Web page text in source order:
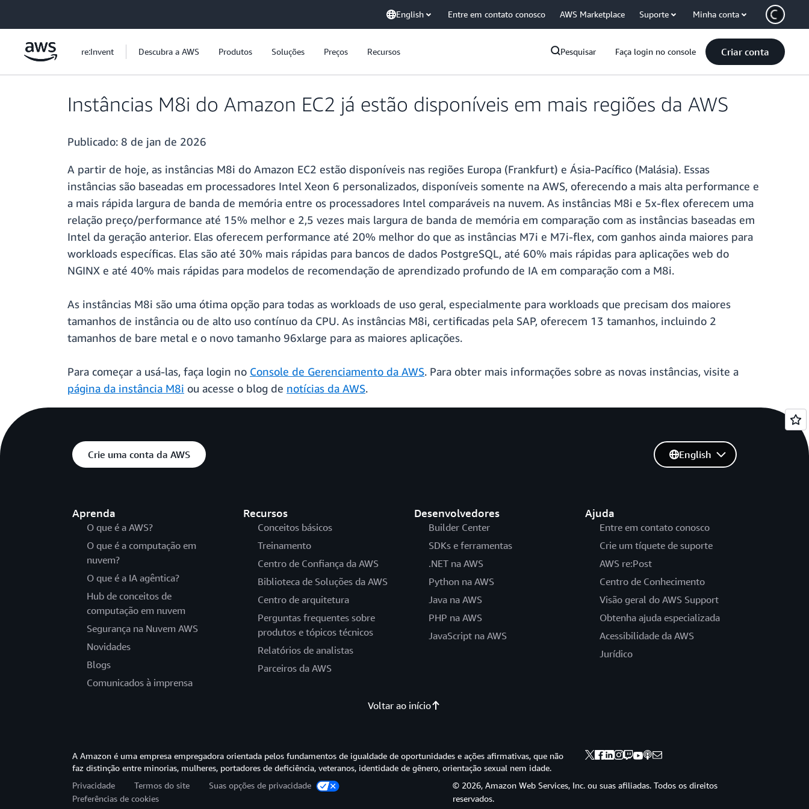
English Entre em contato conosco AWS Marketplace Suporte Minha conta
re:Invent Descubra a AWS Produtos Soluções Preços Recursos Pesquisar Faça login no console Criar conta
Instâncias M8i do Amazon EC2 já estão disponíveis em mais regiões da AWS
Publicado: 8 de jan de 2026
A partir de hoje, as instâncias M8i do Amazon EC2 estão disponíveis nas regiões Europa (Frankfurt) e Ásia-Pacífico (Malásia). Essas
instâncias são baseadas em processadores Intel Xeon 6 personalizados, disponíveis somente na AWS, oferecendo a mais alta performance e
a mais rápida largura de banda de memória entre os processadores Intel comparáveis na nuvem. As instâncias M8i e 5x-flex oferecem uma
relação preço/performance até 15% melhor e 2,5 vezes mais largura de banda de memória em comparação com as instâncias baseadas em
Intel da geração anterior. Elas oferecem performance até 20% melhor do que as instâncias M7i e M7i-flex, com ganhos ainda maiores para
workloads específicas. Elas são até 30% mais rápidas para bancos de dados PostgreSQL, até 60% mais rápidas para aplicações web do
NGINX e até 40% mais rápidas para modelos de recomendação de aprendizado profundo de IA em comparação com a M8i.
As instâncias M8i são uma ótima opção para todas as workloads de uso geral, especialmente para workloads que precisam dos maiores
tamanhos de instância ou de alto uso contínuo da CPU. As instâncias M8i, certificadas pela SAP, oferecem 13 tamanhos, incluindo 2
tamanhos de bare metal e o novo tamanho 96xlarge para as maiores aplicações.
Para começar a usá-las, faça login no Console de Gerenciamento da AWS. Para obter mais informações sobre as novas instâncias, visite a
página da instância M8i ou acesse o blog de notícias da AWS.
Crie uma conta da AWS
Aprenda
O que é a AWS?
O que é a computação em
nuvem?
O que é a IA agêntica?
Hub de conceitos de
computação em nuvem
Segurança na Nuvem AWS
Novidades
Blogs
Comunicados à imprensa
Recursos
Conceitos básicos
Treinamento
Centro de Confiança da AWS
Biblioteca de Soluções da AWS
Centro de arquitetura
Perguntas frequentes sobre
produtos e tópicos técnicos
Relatórios de analistas
Parceiros da AWS
Desenvolvedores
Builder Center
SDKs e ferramentas
.NET na AWS
Python na AWS
Java na AWS
PHP na AWS
JavaScript na AWS
Ajuda
Entre em contato conosco
Crie um tíquete de suporte
AWS re:Post
Centro de Conhecimento
Visão geral do AWS Support
Obtenha ajuda especializada
Acessibilidade da AWS
Jurídico
English
Voltar ao início
A Amazon é uma empresa empregadora orientada pelos fundamentos de igualdade de oportunidades e ações afirmativas, que não
faz distinção entre minorias, mulheres, portadores de deficiência, veteranos, identidade de gênero, orientação sexual nem idade.
Privacidade
Termos do site
Suas opções de privacidade
Preferências de cookies
© 2026, Amazon Web Services, Inc. ou suas afiliadas. Todos os direitos
reservados.